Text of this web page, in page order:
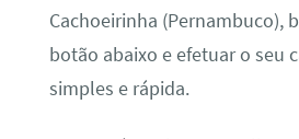
Cachoeirinha (Pernambuco),
botão abaixo e efetuar o seu
simples e rápida.